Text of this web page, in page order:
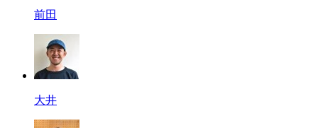
前田
大井